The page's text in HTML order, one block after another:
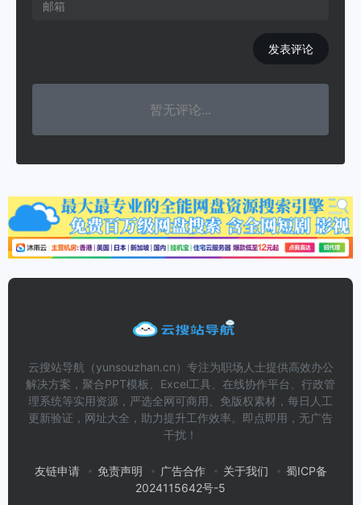
发表评论
暂无评论...
云搜站导航（yunsouzhan.cn）专注为职场人士提供高效办公
解决方案，聚合PPT模板、Excel工具、在线协作平台、行政管
理系统等实用资源，严选全网可商用、免版权素材，每日人工
更新验证，网址大全，助力提升工作效率。即点即用，无广告
干扰！
友链申请 免责声明 广告合作 关于我们
蜀ICP备
2024115642号-5